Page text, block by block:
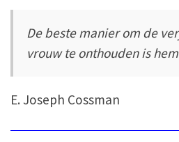
De beste manier om de
vrouw te onthouden is
E. Joseph Cossman